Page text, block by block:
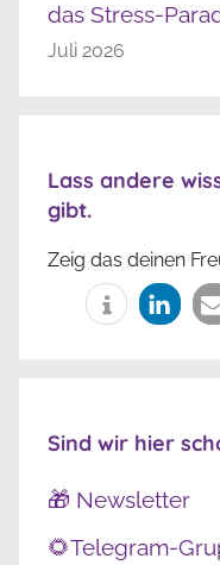
das Stress-
Juli 2026
Lass andere
gibt.
Zeig das deinen
Sind wir hier
🎁 Newsletter
🌻Telegram-